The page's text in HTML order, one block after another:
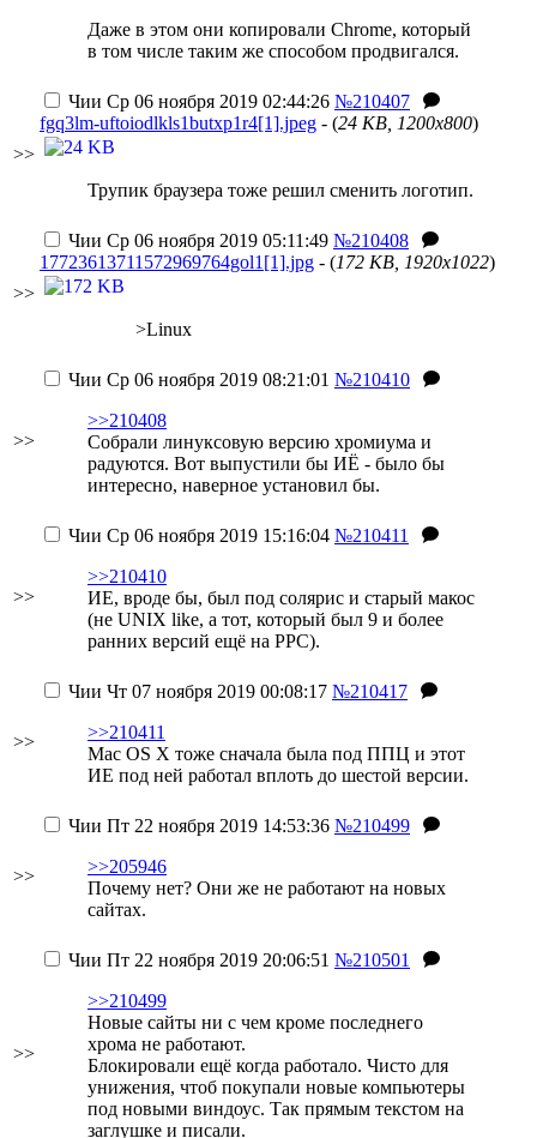
Даже в этом они копировали Chrome, который
в том числе таким же способом продвигался.
>>
Чии Ср 06 ноября 2019 02:44:26 №210407
fgq3lm-uftoiodlkls1butxp1r4[1].jpeg - (24 KB, 1200x800)
Трупик браузера тоже решил сменить логотип.
>>
Чии Ср 06 ноября 2019 05:11:49 №210408
17723613711572969764gol1[1].jpg - (172 KB, 1920x1022)
>Linux
>>
Чии Ср 06 ноября 2019 08:21:01 №210410
>>210408
Собрали линуксовую версию хромиума и
радуются. Вот выпустили бы ИЁ - было бы
интересно, наверное установил бы.
>>
Чии Ср 06 ноября 2019 15:16:04 №210411
>>210410
ИЕ, вроде бы, был под солярис и старый макос
(не UNIX like, а тот, который был 9 и более
ранних версий ещё на PPC).
>>
Чии Чт 07 ноября 2019 00:08:17 №210417
>>210411
Mac OS X тоже сначала была под ППЦ и этот
ИЕ под ней работал вплоть до шестой версии.
>>
Чии Пт 22 ноября 2019 14:53:36 №210499
>>205946
Почему нет? Они же не работают на новых
сайтах.
>>
Чии Пт 22 ноября 2019 20:06:51 №210501
>>210499
Новые сайты ни с чем кроме последнего
хрома не работают.
Блокировали ещё когда работало. Чисто для
унижения, чтоб покупали новые компьютеры
под новыми виндоус. Так прямым текстом на
заглушке и писали.